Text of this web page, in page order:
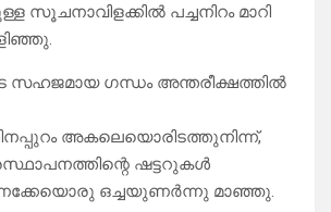
പച്ചനിറം മാറി
സഹജമായ ഗന്ധം അന്തരീക്ഷത്തിൽ
അകലെയൊരിടത്തുനിന്ന്,
ഷട്ടറുകൾ
ഒച്ചയുണർന്നു മാഞ്ഞു.